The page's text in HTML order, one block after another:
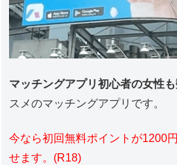
マッチングアプリ初心者の女性
スメのマッチングアプリです。
今なら初回無料ポイントが1200
せます。(R18)